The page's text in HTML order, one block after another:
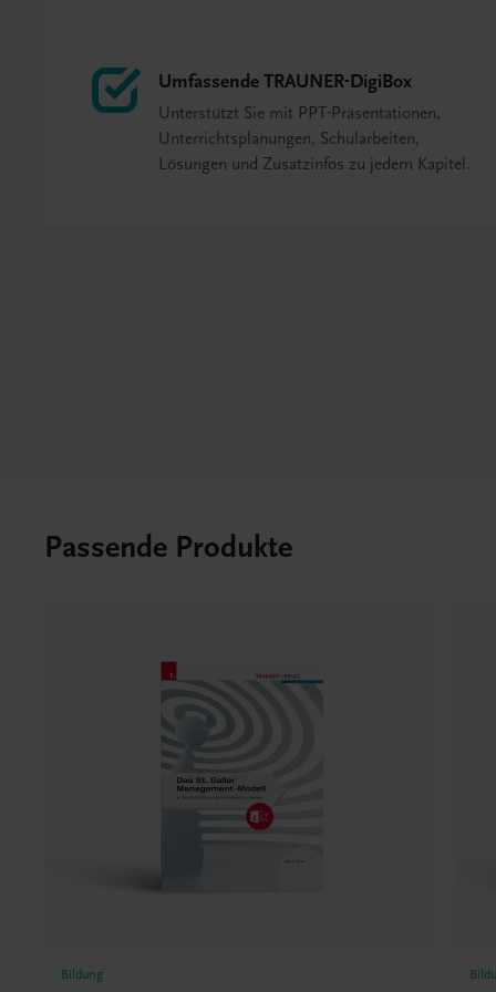
Umfassende TRAUNER-DigiBox
Unterstützt Sie mit PPT-Präsentationen,
Unterrichtsplanungen, Schularbeiten,
Lösungen und Zusatzinfos zu jedem Kapitel.
Passende Produkte
Bildung